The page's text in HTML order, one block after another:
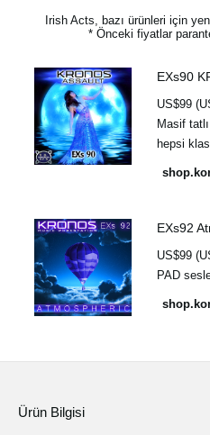
Irish Acts, bazı ürünleri için
* Önceki fiyatlar
EXs90
US$99
Masif
hepsi
EXs92
US$99
PAD
Ürün Bilgisi